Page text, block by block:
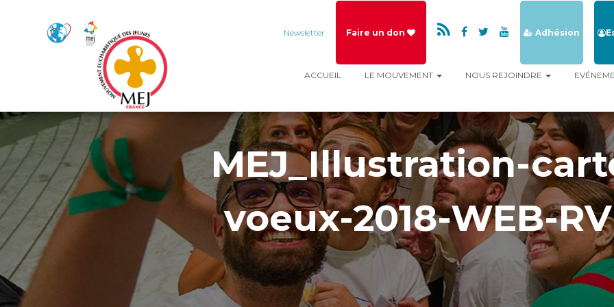
Newsletter Faire un don Adhésion
ACCUEIL LE MOUVEMENT NOUS REJOINDRE
MEJ_Illustration-
voeux-2018-WEB-